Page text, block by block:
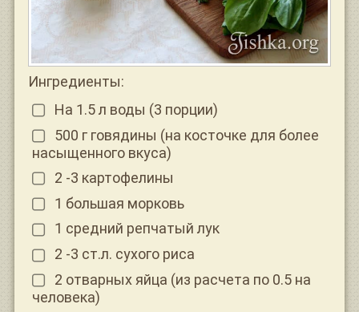
Ингредиенты:
На 1.5 л воды (3 порции)
500 г говядины (на косточке для более
насыщенного вкуса)
2 -3 картофелины
1 большая морковь
1 средний репчатый лук
2 -3 ст.л. сухого риса
2 отварных яйца (из расчета по 0.5 на
человека)